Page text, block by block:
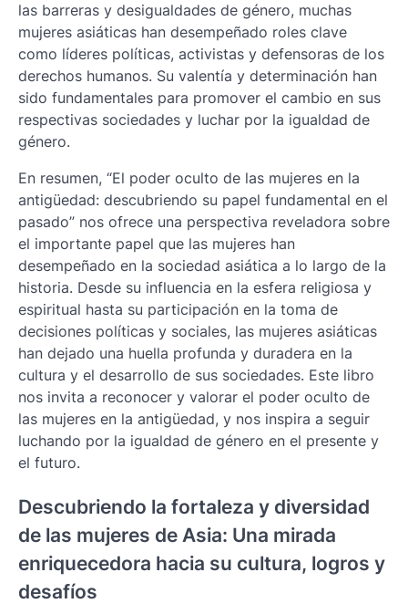
las barreras y desigualdades de género, muchas
mujeres asiáticas han desempeñado roles clave
como líderes políticas, activistas y defensoras de los
derechos humanos. Su valentía y determinación han
sido fundamentales para promover el cambio en sus
respectivas sociedades y luchar por la igualdad de
género.
En resumen, “El poder oculto de las mujeres en la
antigüedad: descubriendo su papel fundamental en el
pasado” nos ofrece una perspectiva reveladora sobre
el importante papel que las mujeres han
desempeñado en la sociedad asiática a lo largo de la
historia. Desde su influencia en la esfera religiosa y
espiritual hasta su participación en la toma de
decisiones políticas y sociales, las mujeres asiáticas
han dejado una huella profunda y duradera en la
cultura y el desarrollo de sus sociedades. Este libro
nos invita a reconocer y valorar el poder oculto de
las mujeres en la antigüedad, y nos inspira a seguir
luchando por la igualdad de género en el presente y
el futuro.
Descubriendo la fortaleza y diversidad
de las mujeres de Asia: Una mirada
enriquecedora hacia su cultura, logros y
desafíos